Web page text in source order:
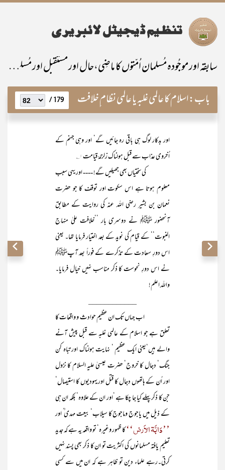
سابقہ اور موجُودہ مُسلمان اُمّتوں کا ماضِی،حال اور مستقبل اور مُسلمانانِ پاکستان کی خصوصی ذمّہ داری
باب:اسلام کا عالمی غلبہ یا عالمی نظام ِخلافت 179 /
اور بدکار لوگ ہی باقی رہ جائیں گے‘ اور وہی جہنم کے
اُخروی عذاب سے قبل ہولناک زلزلۂ قیامت۱؎
کی سختیاں بھی جھیلیں گے! ---- اور یہی سبب
معلوم ہوتا ہے اس سکوت اور توقف کا جو حضرت
نعمان بن بشیر رضی اللہ عنہ کی روایت کے مطابق
آنحضور ﷺ نے دوسری بار ’’خلافت علیٰ منہاج
النبوت‘‘ کے قیام کی نوید کے بعد اختیار فرمایا تھا۔ یعنی
اس دورِ سعادت کے تذکرے کے فوراً بعد آپﷺ
نے اس دورِ نحوست کا ذکر مناسب نہیں خیال فرمایا۔
واللہ اعلم!
____________
اب جہاں تک ان عظیم حوادث و واقعات کا
تعلق ہے جو اسلام کے عالمی غلبہ سے قبل پیش آنے
والے ہیں‘یعنی ایک عظیم ‘ نہایت ہولناک اور تباہ کن
جنگ‘ دجال کا خروج‘ حضرت عیسیٰ علیہ السلام کا نزول
اور اُن کے ہاتھوں دجال کا قتل اور یہودیوں کا استیصال‘
جن کا ذکر پہلے کیا جا چکا ہے ‘اور ان کے علاوہ‘ بلکہ ان ہی
کے ذیل میں یاجوج وماجوج کا سیلاب‘ بیعت مہدی ؒ اور
’’دَابَّۃ الاَرض‘‘کا ظہور وغیرہ‘ تو واقعہ یہ ہے کہ جدید
تعلیم یافتہ مسلمانوں کی اکثریت تو ان کا ذکر بھی پسند نہیں
کرتی۔رہے علماء دین تو ظاہر ہے کہ ان میں سے کسی